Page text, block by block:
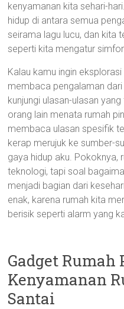
kenyamanan kita sehari-
hidup di antara semua
seirama lagu lucu, dan kita
seperti kita mengatur
Kalau kamu ingin
membaca pengalaman
kunjungi ulasan-ulasan
orang lain menata rumah
membaca ulasan spesifik
kerap merujuk ke sumber-
gaya hidup aku. Pokoknya,
teknologi, tapi soal
menjadi bagian dari
enak, karena rumah kita
berisik seperti alarm yang
Gadget
Kenyamanan
Santai